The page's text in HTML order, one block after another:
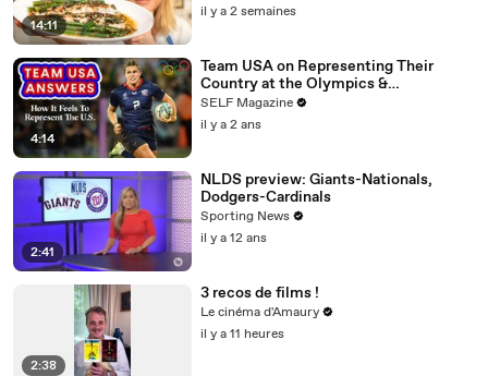
14:11
il y a 2 semaines
4:14
Team USA on Representing Their
Country at the Olympics &
Paralympics
SELF Magazine
il y a 2 ans
2:41
NLDS preview: Giants-Nationals,
Dodgers-Cardinals
Sporting News
il y a 12 ans
2:38
3 recos de films !
Le cinéma d'Amaury
il y a 11 heures